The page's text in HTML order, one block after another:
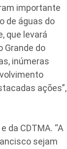
importante
de águas do
que levará
Grande do
inúmeras
ações”,
da CDTMA. “A
sejam